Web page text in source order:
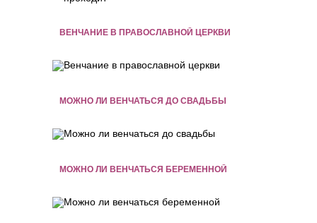
ВЕНЧАНИЕ В ПРАВОСЛАВНОЙ ЦЕРКВИ
МОЖНО ЛИ ВЕНЧАТЬСЯ ДО СВАДЬБЫ
МОЖНО ЛИ ВЕНЧАТЬСЯ БЕРЕМЕННОЙ